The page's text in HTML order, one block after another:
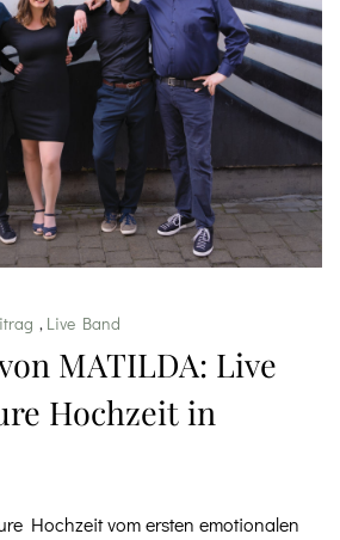
, Live Band
MATILDA: Live
Hochzeit in
Hochzeit vom ersten emotionalen